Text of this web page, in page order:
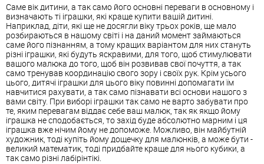
Саме вік дитини, а так само його основні переваги в основному і
визначають ті іграшки, які краще купити вашій дитині.
Наприклад, діти, які ще не досягли віку трьох років, ще мало
розбираються в нашому світі і на даний момент займаються
саме його пізнанням, а тому кращих варіантом для них стануть
різні іграшки, які будуть яскравими, для того, щоб стимулювати
вашого малюка до того, щоб він розвивав свої почуття, а так
само тренував координацію свого зору і своїх рук. Крім усього
цього, дитячі іграшки для цього віку повинні допомагати їм
навчитися рахувати, а так само пізнавати всі основи нашого з
вами світу. При виборі іграшки так само не варто забувати про
те, яким перевагам віддає себе ваш малюк, так як якщо йому
іграшка не сподобається, то захід буде абсолютно марним і ця
іграшка вже нічим йому не допоможе. Можливо, він майбутній
художник, тоді купіть йому дощечку для малюнків, а може бути -
великий математик, тоді придбайте краще для нього кубики, а
так само різні лабірінтікі.